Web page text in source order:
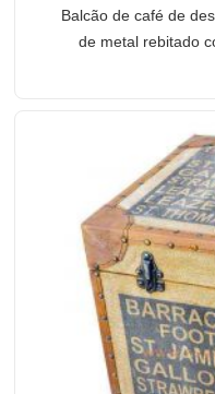
Balcão de café de
de metal rebitado